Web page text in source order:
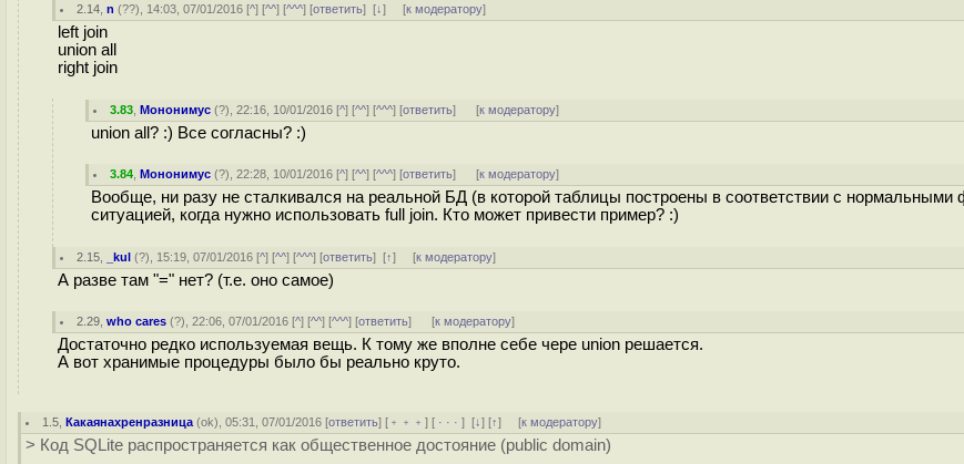
2.14 ,n (??), 14:03, 07/01/2016 [^] [^^] [^^^] [ответить][↓] [к модератору]
left join
union all
right join
3.83 ,Мононимус (?), 22:16, 10/01/2016 [^] [^^] [^^^] [ответить] [к модератору]
union all? :) Все согласны? :)
3.84 ,Мононимус (?), 22:28, 10/01/2016 [^] [^^] [^^^] [ответить] [к модератору]
Вообще, ни разу не сталкивался на реальной БД (в которой таблицы построены в соответствии с нормальными
ситуацией, когда нужно использовать full join. Кто может привести пример? :)
2.15 _kul (?), 15:19, 07/01/2016 [^] [^^] [^^^] [ответить][↑] [к модератору]
А разве там "=" нет? (т.е. оно самое)
2.29 ,who cares (?), 22:06, 07/01/2016 [^] [^^] [^^^] [ответить] [к модератору]
Достаточно редко используемая вещь. К тому же вполне себе чере union решается.
А вот хранимые процедуры было бы реально круто.
1.5 ,Какаянахренразница (ok), 05:31, 07/01/2016 [ответить] [ ﹢﹢﹢] [ · · ·][↓] [↑] [к модератору]
> Код SQLite распространяется как общественное достояние (public domain)